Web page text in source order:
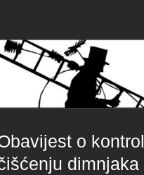
o
dimnjaka